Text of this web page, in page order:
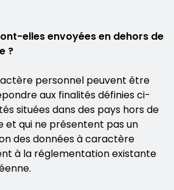
elles envoyées en dehors de
?
personnel peuvent être
aux finalités définies ci-
situées dans des pays hors de
et qui ne présentent pas un
des données à caractère
à la réglementation existante